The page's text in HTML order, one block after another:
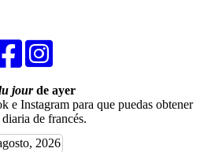
jourde ayer
e Instagram para que puedas obtener
de francés.
2026